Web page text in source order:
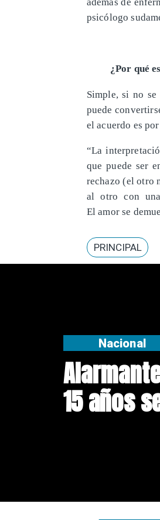
psicólogo
¿Por qué
Simple, si no
puede
el acuerdo es
“La
que puede ser
rechazo (el otro
al otro con
El amor se
PRINCIPAL
Regiones